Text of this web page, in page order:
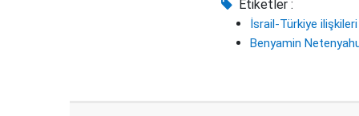
Etiketler :
İsrail-Türkiye ilişkileri
Benyamin